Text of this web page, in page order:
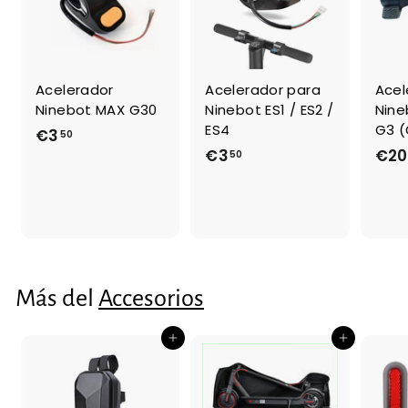
Acelerador
Ninebot MAX G30
€3 50
Acelerador para
Ninebot ES1 / ES2 /
ES4
€350
G3
€20
Más del Accesorios
Agregar al carrito Agregar al carrito